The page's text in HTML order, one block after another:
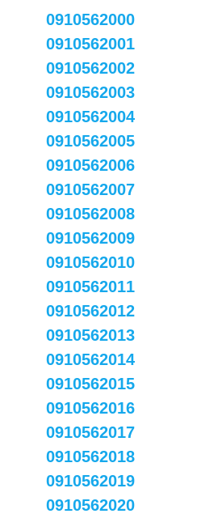
0910562000
0910562001
0910562002
0910562003
0910562004
0910562005
0910562006
0910562007
0910562008
0910562009
0910562010
0910562011
0910562012
0910562013
0910562014
0910562015
0910562016
0910562017
0910562018
0910562019
0910562020